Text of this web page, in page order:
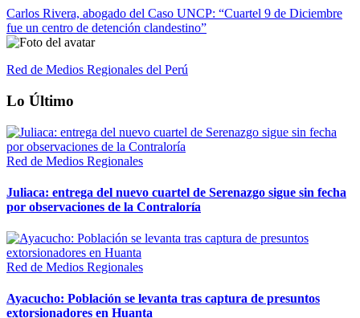
Carlos Rivera, abogado del Caso UNCP: “Cuartel 9 de Diciembre
fue un centro de detención clandestino”
Red de Medios Regionales del Perú
Lo Último
Red de Medios Regionales
Juliaca: entrega del nuevo cuartel de Serenazgo sigue sin fecha
por observaciones de la Contraloría
Red de Medios Regionales
Ayacucho: Población se levanta tras captura de presuntos
extorsionadores en Huanta